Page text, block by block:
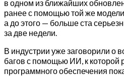
в одном из ближайших
ранее с помощью той же
а до этого — больше ста
за две недели.
В индустрии уже заговорили о
багов с помощью ИИ, к которой
программного обеспечения